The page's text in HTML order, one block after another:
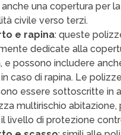
una copertura per la
civile verso terzi.
e rapina: queste
dedicate alla
e possono includere
caso di rapina. Le
essere sottoscritte in
multirischio abitazione,
livello di protezione